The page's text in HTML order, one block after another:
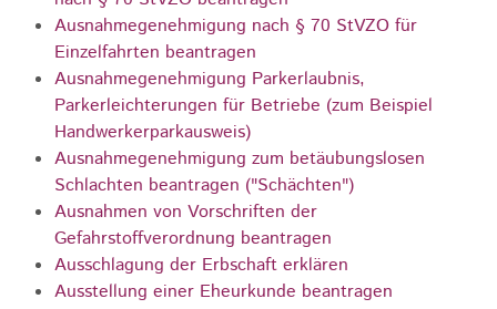
Ausnahmegenehmigung nach § 70 StVZO für
Einzelfahrten beantragen
Ausnahmegenehmigung Parkerlaubnis,
Parkerleichterungen für Betriebe (zum Beispiel
Handwerkerparkausweis)
Ausnahmegenehmigung zum betäubungslosen
Schlachten beantragen ("Schächten")
Ausnahmen von Vorschriften der
Gefahrstoffverordnung beantragen
Ausschlagung der Erbschaft erklären
Ausstellung einer Eheurkunde beantragen